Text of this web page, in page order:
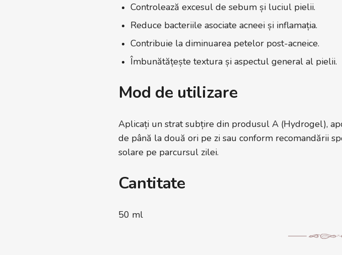
Controlează excesul de sebum și luciul pielii.
Reduce bacteriile asociate acneei și inflamația.
Contribuie la diminuarea petelor post-acneice.
Îmbunătățește textura și aspectul general al pielii.
Mod de utilizare
Aplicați un strat subțire din produsul A (Hydrogel),
de până la două ori pe zi sau conform recomandării
solare pe parcursul zilei.
Cantitate
50 ml